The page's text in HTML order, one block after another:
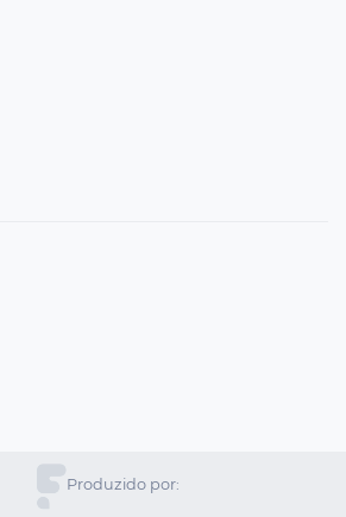
Produzido por: